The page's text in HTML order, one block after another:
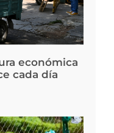
económica
cada día